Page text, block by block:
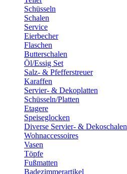
Schüsseln
Schalen
Service
Eierbecher
Flaschen
Butterschalen
Öl/Essig Set
Salz- & Pfefferstreuer
Karaffen
Servier- & Dekoplatten
Schüsseln/Platten
Etagere
Speiseglocken
Diverse Servier- & Dekoschalen
Wohnaccessoires
Vasen
Töpfe
Fußmatten
Badezimmerartikel